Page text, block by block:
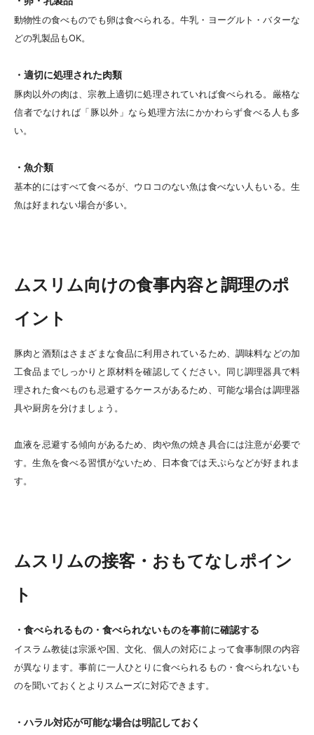
動物性の食べものでも卵は食べられる。牛乳・ヨーグルト・バターな
どの乳製品もOK。
・適切に処理された肉類
豚肉以外の肉は、宗教上適切に処理されていれば食べられる。厳格な
信者でなければ「豚以外」なら処理方法にかかわらず食べる人も多
い。
・魚介類
基本的にはすべて食べるが、ウロコのない魚は食べない人もいる。生
魚は好まれない場合が多い。
ムスリム向けの食事内容と調理のポ
イント
豚肉と酒類はさまざまな食品に利用されているため、調味料などの加
工食品までしっかりと原材料を確認してください。同じ調理器具で料
理された食べものも忌避するケースがあるため、可能な場合は調理器
具や厨房を分けましょう。
血液を忌避する傾向があるため、肉や魚の焼き具合には注意が必要で
す。生魚を食べる習慣がないため、日本食では天ぷらなどが好まれま
す。
ムスリムの接客・おもてなしポイン
ト
・食べられるもの・食べられないものを事前に確認する
イスラム教徒は宗派や国、文化、個人の対応によって食事制限の内容
が異なります。事前に一人ひとりに食べられるもの・食べられないも
のを聞いておくとよりスムーズに対応できます。
・ハラル対応が可能な場合は明記しておく